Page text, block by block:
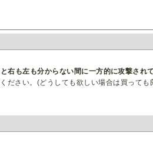
も左も分からない間に一方的に攻撃され
ださい。(どうしても欲しい場合は買って